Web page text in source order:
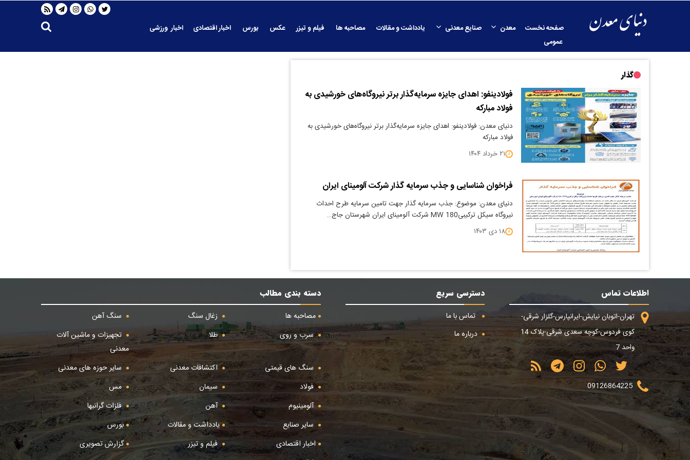
صفحه نخست معدن صنایع معدنی یادداشت و مقالات مصاحبه ها فیلم و تیزر عکس بورس اخبار اقتصادی
اخبار ورزشی
عمومی
گذار
فولادینفو: اهدای جایزه سرمایه‌گذار برتر نیروگاه‌های خورشیدی به
فولاد مبارکه
دنیای معدن: فولادینفو: اهدای جایزه سرمایه‌گذار برتر نیروگاه‌های خورشیدی به
فولاد مبارکه
۲۱ خرداد ۱۴۰۴
فراخوان شناسایی و جذب سرمایه گذار شرکت آلومینای ایران
دنیای معدن: موضوع: جذب سرمایه گذار جهت تامین سرمایه طرح احداث
نیروگاه سیکل ترکیبیMW 180 شرکت آلومینای ایران شهرستان جاج…
۱۸ دی ۱۴۰۳
اطلاعات تماس
تهران-اتوبان نیایش-ایرانپارس-گلزار شرقی-
کوی فردوس-کوچه سعدی شرقی-پلاک 14
واحد 7
09126864225
دسترسی سریع
تماس با ما
درباره ما
دسته بندی مطالب
مصاحبه ها
زغال سنگ
سنگ آهن
سرب و روی
طلا
تجهیزات و ماشین آلات
معدنی
سنگ های قیمتی
اکتشافات معدنی
سایر حوزه های معدنی
فولاد
سیمان
مس
آلومینیوم
آهن
فلزات گرانبها
سایر صنایع
یادداشت و مقالات
بورس
اخبار اقتصادی
فیلم و تیزر
گزارش تصویری